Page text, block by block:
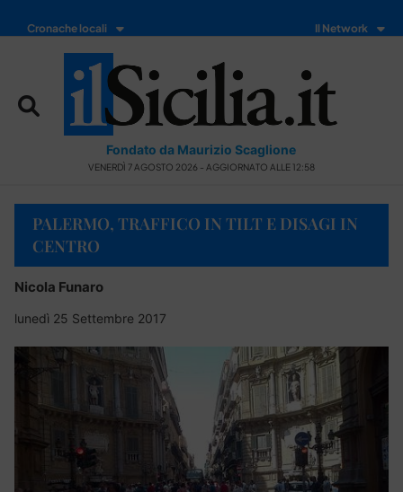
Cronache locali Il Network
Fondato da Maurizio Scaglione
VENERDÌ 7 AGOSTO 2026 - AGGIORNATO ALLE 12:58
PALERMO, TRAFFICO IN TILT E DISAGI IN
CENTRO
Nicola Funaro
lunedì 25 Settembre 2017